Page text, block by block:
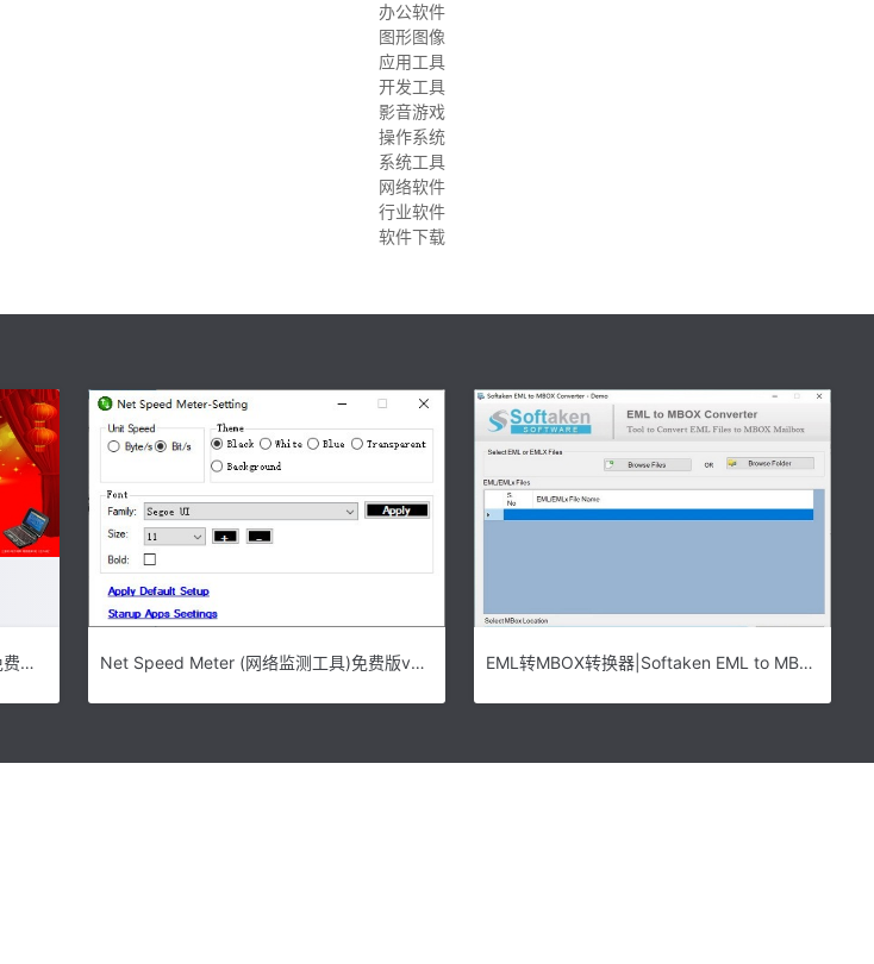
办公软件
图形图像
应用工具
开发工具
影音游戏
操作系统
系统工具
网络软件
行业软件
软件下载
幸运星抽奖软件下载|幸运星抽奖系统免费版v19.11.18下载 Net Speed Meter (网络监测工具)免费版v3.0.3.0下载 EML转MBOX转换器|Softaken EML to MBOX Converter 官方版v1.0下载